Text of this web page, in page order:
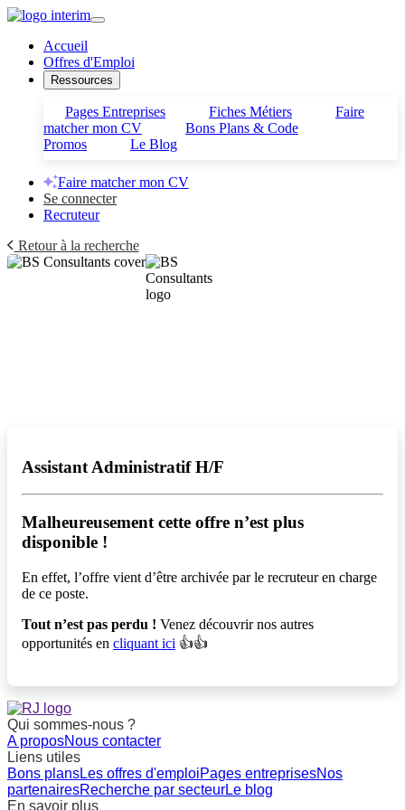
Accueil
Offres d'Emploi
Ressources
Pages Entreprises Fiches Métiers
Faire
matcher mon CV
Bons Plans & Code
Promos
Le Blog
Faire matcher mon CV
Se connecter
Recruteur
Retour à la recherche
Assistant Administratif H/F
Malheureusement cette offre n’est plus
disponible !️
En effet, l’offre vient d’être archivée par le recruteur en charge
de ce poste.
Tout n’est pas perdu ! Venez découvrir nos autres
opportunités en cliquant ici 👍👍
Qui sommes-nous ?
A proposNous contacter
Liens utiles
Bons plansLes offres d'emploiPages entreprisesNos
partenairesRecherche par secteurLe blog
En savoir plus